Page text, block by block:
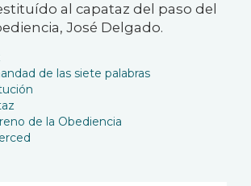
al capataz del paso del
José Delgado.
de las siete palabras
de la Obediencia